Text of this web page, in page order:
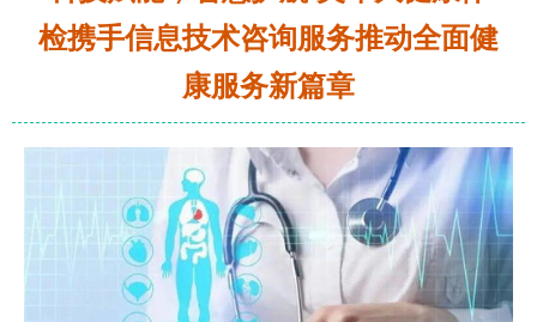
检携手信息技术咨询服务推动全面健
康服务新篇章